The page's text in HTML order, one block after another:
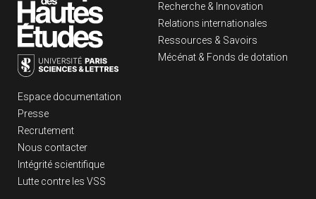
Recherche & Innovation
Relations internationales
Ressources & Savoirs
Mécénat & Fonds de dotation
Liens footer
Espace documentation
Presse
Recrutement
Nous contacter
Intégrité scientifique
Lutte contre les VSS